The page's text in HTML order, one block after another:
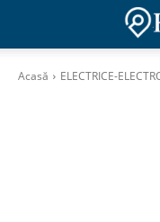
Acasă ELECTRICE-